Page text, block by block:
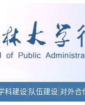
科建设 队伍建设 对外合